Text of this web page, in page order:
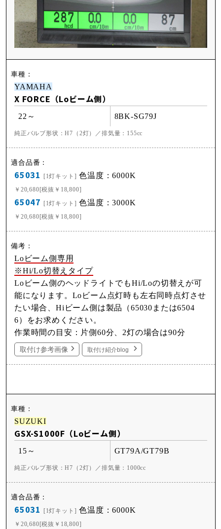
YAMAHA
X FORCE（Loビーム側）
22～ 8BK-SG79J
純正バルブ形状：H7（2灯）／排気量：155cc
65031 [1灯キット] 色温度：6000K
￥20,680[税抜￥18,800]
65047 [1灯キット] 色温度：3000K
￥20,680[税抜￥18,800]
Loビーム側専用
※Hi/Lo切替えタイプ
Loビーム側のヘッドライトでもHi/Loの切替えが可
能になります。Loビーム点灯時も左右同時点灯させ
たい場合、Hiビーム側は製品（65030または6504
6）をお求めください。
作業時間の目安：片側60分、2灯の場合は90分
取付け参考画像 取付け紹介blog
SUZUKI
GSX-S1000F（Loビーム側）
15～ GT79A/GT79B
純正バルブ形状：H7（2灯）／排気量：1000cc
65031 [1灯キット] 色温度：6000K
￥20,680[税抜￥18,800]